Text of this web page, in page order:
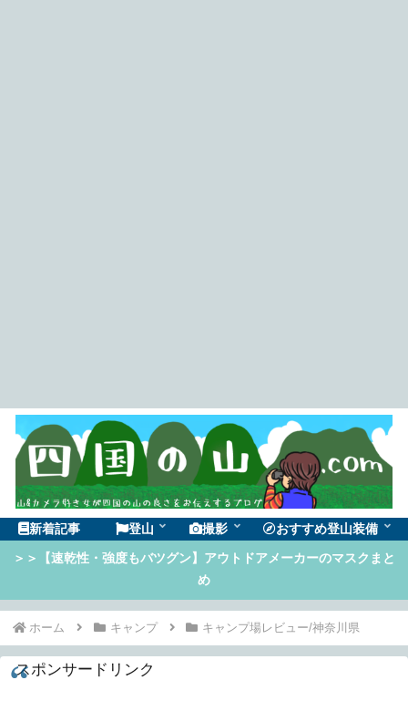
新着記事 登山 撮影 おすすめ登山装備
＞＞【速乾性・強度もバツグン】アウトドアメーカーのマスクまと
め
ホーム キャンプ キャンプ場レビュー/神奈川県
スポンサードリンク